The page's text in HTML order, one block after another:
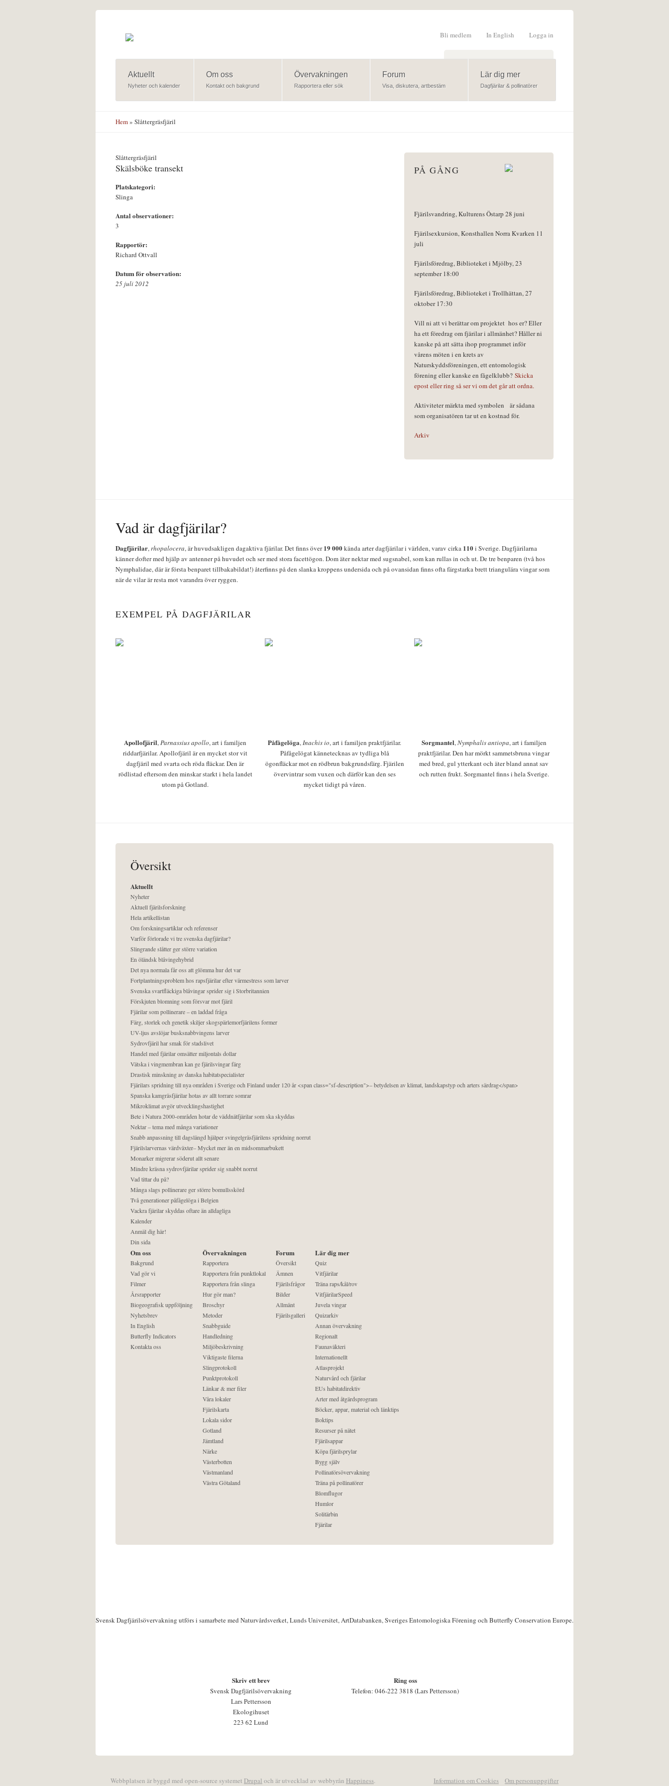
Logga in
In English
Bli medlem
Sökformulär
Aktuellt
Nyheter och kalender
Om oss
Kontakt och bakgrund
Övervakningen
Rapportera eller sök
Forum
Visa, diskutera, artbestäm
Lär dig mer
Dagfjärilar & pollinatörer
Hem» Slåttergräsfjäril
Slåttergräsfjäril
Skälsböke transekt
Platskategori:
Slinga
Antal observationer:
3
Rapportör:
Richard Ottvall
Datum för observation:
25 juli 2012
PÅ GÅNG
Fjärilsvandring, Kulturens Östarp 28 juni
Fjärilsexkursion, Konsthallen Norra Kvarken 11
juli
Fjärilsföredrag, Biblioteket i Mjölby, 23
september 18:00
Fjärilsföredrag, Biblioteket i Trollhättan, 27
oktober 17:30
Vill ni att vi berättar om projektet hos er? Eller
ha ett föredrag om fjärilar i allmänhet? Håller ni
kanske på att sätta ihop programmet inför
vårens möten i en krets av
Naturskyddsföreningen, ett entomologisk
förening eller kanske en fågelklubb? Skicka
epost eller ring så ser vi om det går att ordna.
Aktiviteter märkta med symbolen
är sådana
som organisatören tar ut en kostnad för.
Arkiv
Vad är dagfjärilar?
Dagfjärilar,rhopalocera, är huvudsakligen dagaktiva fjärilar. Det finns över19 000kända arter dagfjärilar i världen, varav cirka 110i Sverige. Dagfjärilarna
känner dofter med hjälp av antenner på huvudet och ser med stora facettögon. Dom äter nektar med sugsnabel, som kan rullas in och ut. De tre benparen (två hos
Nymphalidae, där är första benparet tillbakabildat!) återfinns på den slanka kroppens undersida och på ovansidan finns ofta färgstarka brett triangulära vingar som
när de vilar är resta mot varandra över ryggen.
EXEMPEL PÅ DAGFJÄRILAR
Apollofjäril,Parnassius apollo, art i familjen
riddarfjärilar. Apollofjäril är en mycket stor vit
dagfjäril med svarta och röda fläckar. Den är
rödlistad eftersom den minskar starkt i hela landet
utom på Gotland.
Påfågelöga,Inachis io, art i familjen praktfjärilar.
Påfågelögat kännetecknas av tydliga blå
ögonfläckar mot en rödbrun bakgrundsfärg. Fjärilen
övervintrar som vuxen och därför kan den ses
mycket tidigt på våren.
Sorgmantel,Nymphalis antiopa, art i familjen
praktfjärilar. Den har mörkt sammetsbruna vingar
med bred, gul ytterkant och äter bland annat sav
och rutten frukt. Sorgmantel finns i hela Sverige.
Översikt
Aktuellt
Nyheter
Aktuell fjärilsforskning
Hela artikellistan
Om forskningsartiklar och referenser
Varför förlorade vi tre svenska dagfjärilar?
Slingrande slåtter ger större variation
En öländsk blåvingehybrid
Det nya normala får oss att glömma hur det var
Fortplantningsproblem hos rapsfjärilar efter värmestress som larver
Svenska svartfläckiga blåvingar sprider sig i Storbritannien
Förskjuten blomning som försvar mot fjäril
Fjärilar som pollinerare – en laddad fråga
Färg, storlek och genetik skiljer skogspärlemorfjärilens former
UV-ljus avslöjar busksnabbvingens larver
Sydrovfjäril har smak för stadslivet
Handel med fjärilar omsätter miljontals dollar
Vätska i vingmembran kan ge fjärilsvingar färg
Drastisk minskning av danska habitatspecialister
Fjärilars spridning till nya områden i Sverige och Finland under 120 år <span class="sf-description">– betydelsen av klimat, landskapstyp och arters särdrag</span>
Spanska kamgräsfjärilar hotas av allt torrare somrar
Mikroklimat avgör utvecklingshastighet
Bete i Natura 2000-områden hotar de väddnätfjärilar som ska skyddas
Nektar – tema med många variationer
Snabb anpassning till dagslängd hjälper svingelgräsfjärilens spridning norrut
Fjärilslarvernas värdväxter– Mycket mer än en midsommarbukett
Monarker migrerar söderut allt senare
Mindre kräsna sydrovfjärilar sprider sig snabbt norrut
Vad tittar du på?
Många slags pollinerare ger större bomullsskörd
Två generationer påfågelöga i Belgien
Vackra fjärilar skyddas oftare än alldagliga
Kalender
Anmäl dig här!
Din sida
Om oss
Bakgrund
Vad gör vi
Filmer
Årsrapporter
Biogeografisk uppföljning
Nyhetsbrev
In English
Butterfly Indicators
Kontakta oss
Övervakningen
Rapportera
Rapportera från punktlokal
Rapportera från slinga
Hur gör man?
Broschyr
Metoder
Snabbguide
Handledning
Miljöbeskrivning
Viktigaste filerna
Slingprotokoll
Punktprotokoll
Länkar & mer filer
Våra lokaler
Fjärilskarta
Lokala sidor
Gotland
Jämtland
Närke
Västerbotten
Västmanland
Västra Götaland
Forum
Översikt
Ämnen
Fjärilsfrågor
Bilder
Allmänt
Fjärilsgalleri
Lär dig mer
Quiz
Vitfjärilar
Träna raps/kål/rov
VitfjärilarSpeed
Juvela vingar
Quizarkiv
Annan övervakning
Regionalt
Faunaväkteri
Internationellt
Atlasprojekt
Naturvård och fjärilar
EUs habitatdirektiv
Arter med åtgärdsprogram
Böcker, appar, material och länktips
Boktips
Resurser på nätet
Fjärilsappar
Köpa fjärilsprylar
Bygg själv
Pollinatörsövervakning
Träna på pollinatörer
Blomflugor
Humlor
Solitärbin
Fjärilar
Svensk Dagfjärilsövervakning utförs i samarbete med Naturvårdsverket, Lunds Universitet, ArtDatabanken, Sveriges Entomologiska Förening och Butterfly Conservation Europe.
Skriv ett brev
Svensk Dagfjärilsövervakning
Lars Pettersson
Ekologihuset
223 62 Lund
Ring oss
Telefon: 046-222 3818 (Lars Pettersson)
Webbplatsen är byggd med open-source systemet Drupal och är utvecklad av webbyrån Happiness. Information om Cookies Om personuppgifter